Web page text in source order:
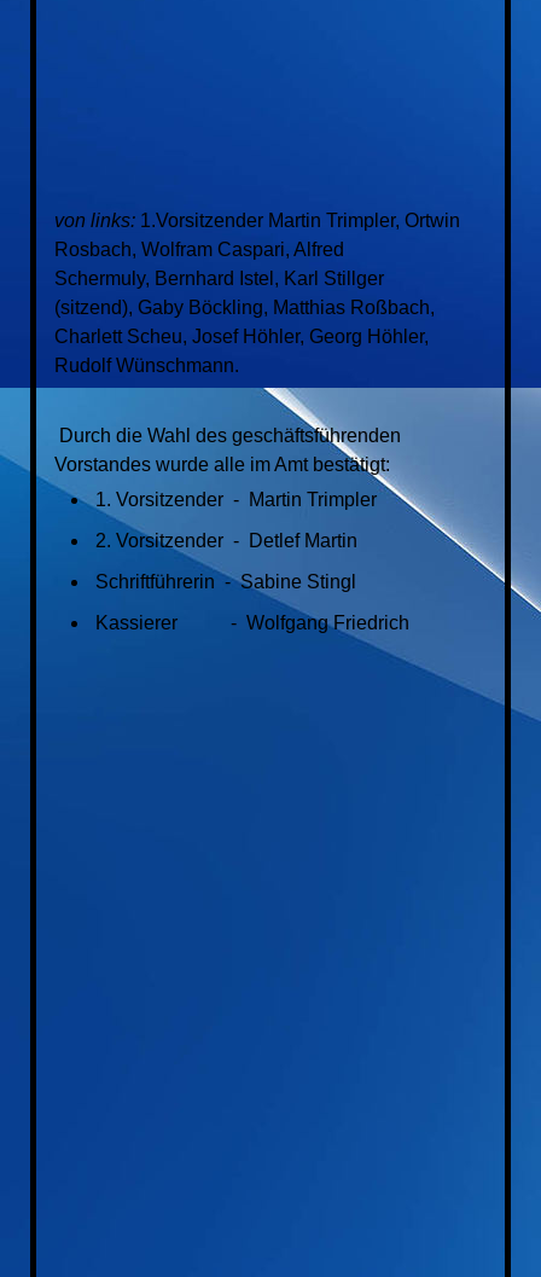
von links:1.Vorsitzender Martin Trimpler, Ortwin
Rosbach, Wolfram Caspari, Alfred
Schermuly, Bernhard Istel, Karl Stillger
(sitzend), Gaby Böckling, Matthias Roßbach,
Charlett Scheu, Josef Höhler, Georg Höhler,
Rudolf Wünschmann.
Durch die Wahl des geschäftsführenden
Vorstandes wurde alle im Amt bestätigt:
1. Vorsitzender - Martin Trimpler
2. Vorsitzender - Detlef Martin
Schriftführerin - Sabine Stingl
Kassierer - Wolfgang Friedrich